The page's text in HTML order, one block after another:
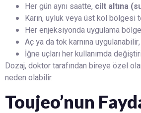
Her gün aynı saatte, cilt altına
Karın, uyluk veya üst kol bölgesi
Her enjeksiyonda uygulama
Aç ya da tok karnına
İğne uçları her kullanımda
Dozaj, doktor tarafından bireye özel
neden olabilir.
Toujeo’nun